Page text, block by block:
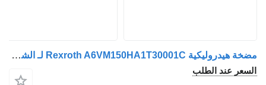
مضخة هيدروليكية Rexroth A6VM150HA1T30001C لـ الشاحنات
السعر عند الطلب